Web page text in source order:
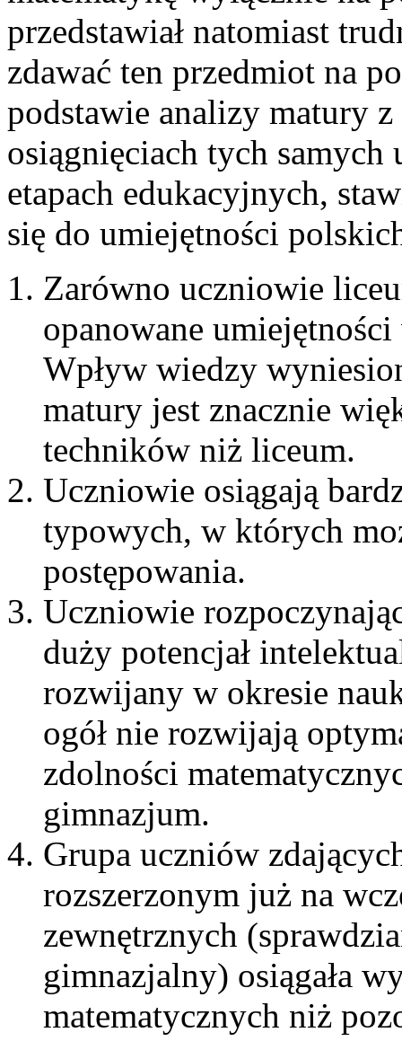
przedstawiał natomiast
zdawać ten przedmiot na
podstawie analizy matury
osiągnięciach tych samych
etapach edukacyjnych,
się do umiejętności
Zarówno uczniowie
opanowane
Wpływ wiedzy
matury jest znacznie
techników niż liceum.
Uczniowie osiągają
typowych, w których
postępowania.
Uczniowie
duży potencjał
rozwijany w okresie
ogół nie rozwijają
zdolności
gimnazjum.
Grupa uczniów
rozszerzonym już na
zewnętrznych
gimnazjalny) osiągała
matematycznych niż